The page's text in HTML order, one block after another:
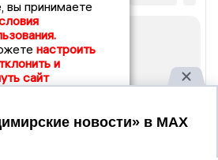
вы принимаете
настроить
и
сайт
Принять